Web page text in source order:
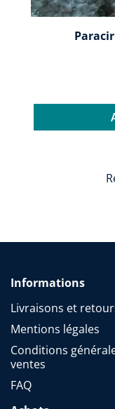
Informations
Livraisons et
Mentions légales
Conditions
ventes
FAQ